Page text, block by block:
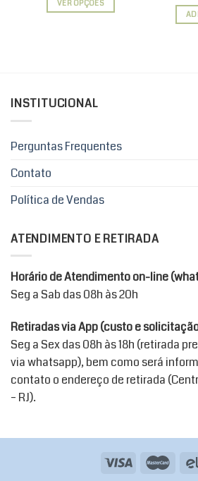
VER OPÇÕES
opções
escolhidas
do
INSTITUCIONAL
Perguntas Frequentes
Contato
Política de Vendas
ATENDIMENTO E RETIRADA
Horário de Atendimento on-line
Seg a Sab das 08h às 20h
Retiradas via App (custo e
Seg a Sex das 08h às 18h (retirada
via whatsapp), bem como será
contato o endereço de retirada
– RJ).